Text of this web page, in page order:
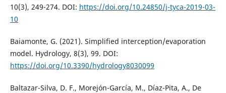
10(3), 249-274. DOI: https://doi.org/10.24850/j-tyca-2019-03-
10
Baiamonte, G. (2021). Simplified interception/evaporation
model. Hydrology, 8(3), 99. DOI:
https://doi.org/10.3390/hydrology8030099
Baltazar-Silva, D. F., Morejón-García, M., Díaz-Pita, A., De